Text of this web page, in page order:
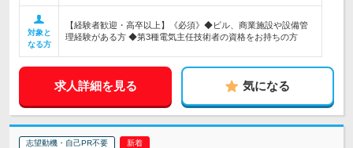
対象と
なる方
【経験者歓迎・高卒以上】《必須》◆ビル、商業施設や設備管
理経験がある方 ◆第3種電気主任技術者の資格をお持ちの方
求人詳細を見る 気になる
志望動機・自己PR不要